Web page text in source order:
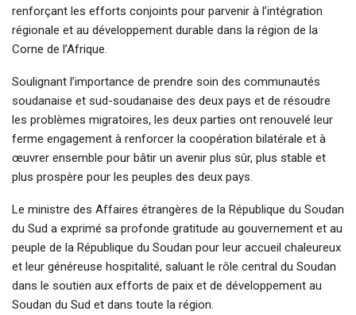
renforçant les efforts conjoints pour parvenir à l’intégration
régionale et au développement durable dans la région de la
Corne de l’Afrique.
Soulignant l’importance de prendre soin des communautés
soudanaise et sud-soudanaise des deux pays et de résoudre
les problèmes migratoires, les deux parties ont renouvelé leur
ferme engagement à renforcer la coopération bilatérale et à
œuvrer ensemble pour bâtir un avenir plus sûr, plus stable et
plus prospère pour les peuples des deux pays.
Le ministre des Affaires étrangères de la République du Soudan
du Sud a exprimé sa profonde gratitude au gouvernement et au
peuple de la République du Soudan pour leur accueil chaleureux
et leur généreuse hospitalité, saluant le rôle central du Soudan
dans le soutien aux efforts de paix et de développement au
Soudan du Sud et dans toute la région.